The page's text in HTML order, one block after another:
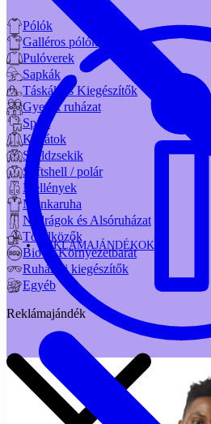
REKLÁMAJÁNDÉKOK
Pólók
Galléros pólók
Pulóverek
Sapkák
Táskák és Kiegészítők
Gyerek ruházat
Sport
Kabátok
Széldzsekik
Softshell / polár
Mellények
Munkaruha
Nadrágok és Alsóruházat
Törölközők
Bio és Környezetbarát
Ruházati kiegészítők
Egyéb
Reklámajándék